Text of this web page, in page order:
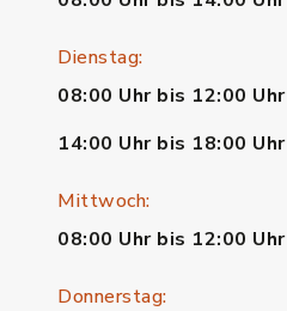
Dienstag:
08:00 Uhr bis 12:00 Uhr
14:00 Uhr bis 18:00 Uhr
Mittwoch:
08:00 Uhr bis 12:00 Uhr
Donnerstag: